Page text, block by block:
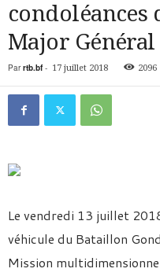
condoléances
Major Général
Par rtb.bf- 17 juillet 2018 2096
Le vendredi 13 juillet
véhicule du Bataillon
Mission